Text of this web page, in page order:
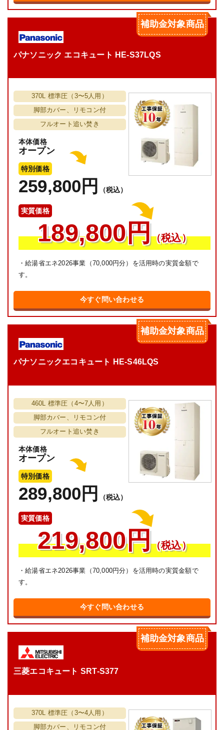
補助金対象商品
パナソニック エコキュート HE-S37LQS
370L 標準圧（3〜5人用）
脚部カバー、リモコン付
フルオート追い焚き
本体価格
オープン
特別価格
259,800円 （税込）
実質価格
189,800円（税込）
・給湯省エネ2026事業（70,000円分）を活用時の実質金額で
す。
今すぐ問い合わせる
補助金対象商品
パナソニックエコキュート HE-S46LQS
460L 標準圧（4〜7人用）
脚部カバー、リモコン付
フルオート追い焚き
本体価格
オープン
特別価格
289,800円 （税込）
実質価格
219,800円（税込）
・給湯省エネ2026事業（70,000円分）を活用時の実質金額で
す。
今すぐ問い合わせる
補助金対象商品
三菱エコキュート SRT-S377
370L 標準圧（3〜4人用）
脚部カバー、リモコン付